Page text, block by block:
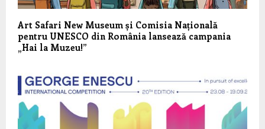
Art Safari New Museum și Comisia Națională
pentru UNESCO din România lansează campania
„Hai la Muzeu!”